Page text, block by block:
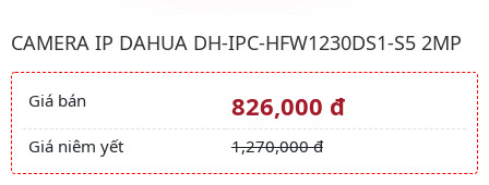
CAMERA IP DAHUA DH-IPC-HFW1230DS1-S5 2MP
Giá và khuyến mãi
Giá bán 826,000 đ
Giá niêm yết 1,270,000 đ